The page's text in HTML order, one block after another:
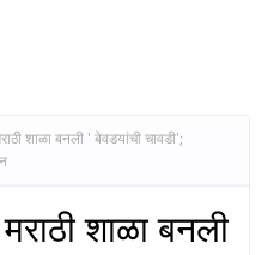
शाळा बनली ' बेवडयांची चावडी';
शाळा बनली